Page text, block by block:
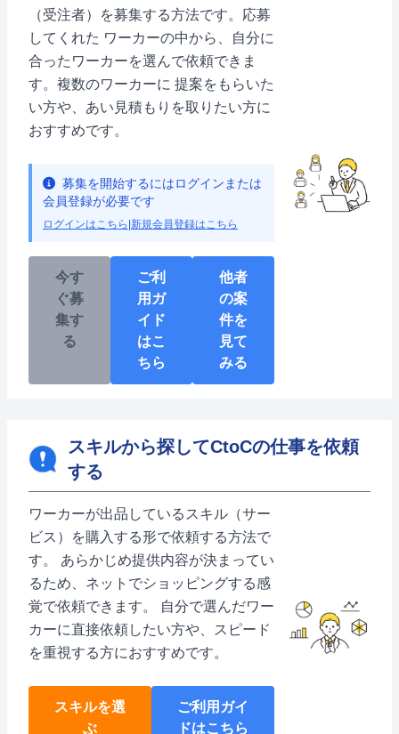
（受注者）を募集する方法です。応募
してくれた ワーカーの中から、自分に
合ったワーカーを選んで依頼できま
す。複数のワーカーに 提案をもらいた
い方や、あい見積もりを取りたい方に
おすすめです。
募集を開始するにはログインまたは
会員登録が必要です
ログインはこちら 新規会員登録はこちら
今す
ぐ募
集す
る
ご利
用ガ
イド
はこ
ちら
他者
の案
件を
見て
みる
スキルから探してCtoCの仕事を依頼
する
ワーカーが出品しているスキル（サー
ビス）を購入する形で依頼する方法で
す。 あらかじめ提供内容が決まってい
るため、ネットでショッピングする感
覚で依頼できます。 自分で選んだワー
カーに直接依頼したい方や、スピード
を重視する方におすすめです。
スキルを選
ぶ
ご利用ガイ
ドはこちら